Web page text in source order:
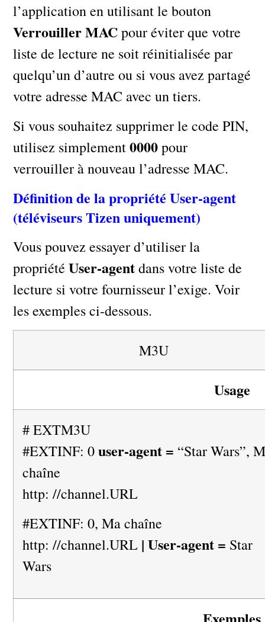
l’application en utilisant le bouton
Verrouiller MACpour éviter que votre
liste de lecture ne soit réinitialisée par
quelqu’un d’autre ou si vous avez partagé
votre adresse MAC avec un tiers.
Si vous souhaitez supprimer le code PIN,
utilisez simplement0000pour
verrouiller à nouveau l’adresse MAC.
Définition de la propriété User-agent
(téléviseurs Tizen uniquement)
Vous pouvez essayer d’utiliser la
propriétéUser-agentdans votre liste de
lecture si votre fournisseur l’exige. Voir
les exemples ci-dessous.
M3U
Usage
# EXTM3U
#EXTINF: 0user-agent = “Star Wars”,
chaîne
http: //channel.URL
#EXTINF: 0, Ma chaîne
http: //channel.URL | User-agent = Star
Wars